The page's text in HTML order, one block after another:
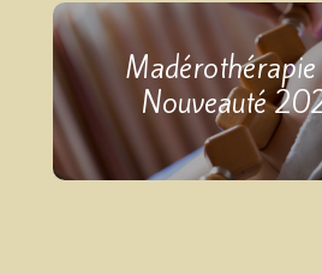
Madérothérapie
Nouveauté